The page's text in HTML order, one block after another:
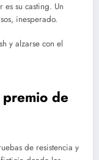
su casting. Un
inesperado.
y alzarse con el
de
de resistencia y